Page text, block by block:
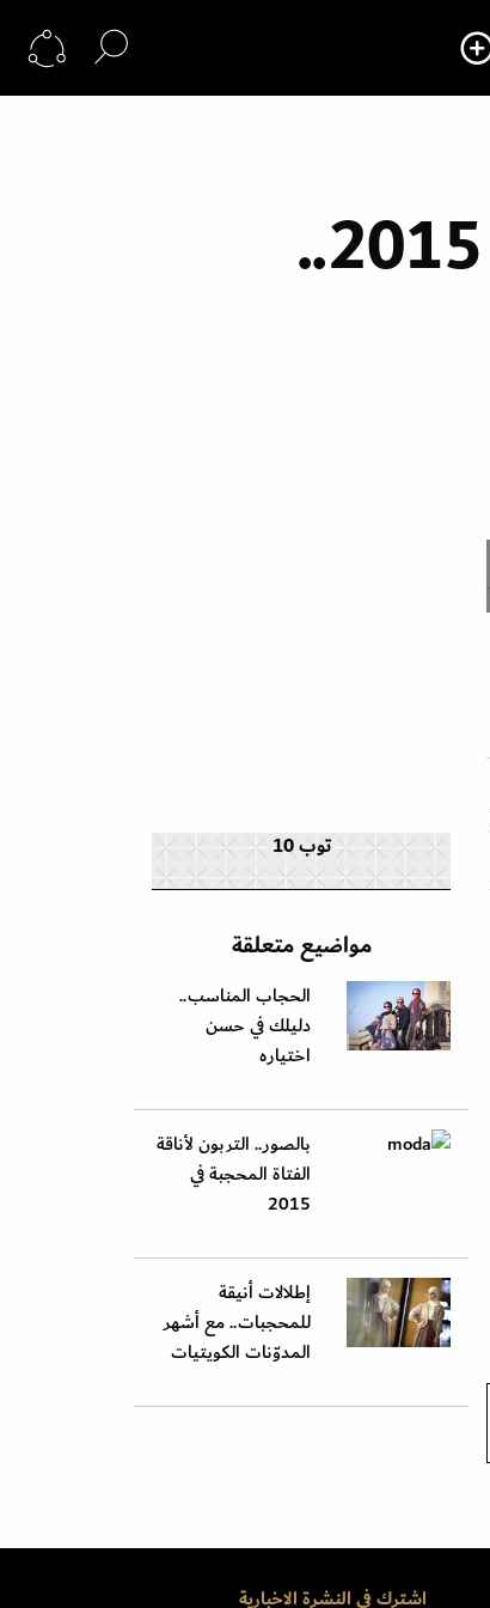
إطلالة المحجبة في ربيع وصيف 2015..
توب 10
مواضيع متعلقة
الحجاب المناسب..
دليلك في حسن
اختياره
بالصور.. التربون لأناقة
الفتاة المحجبة في
2015
إطلالات أنيقة
للمحجبات.. مع أشهر
المدوّنات الكويتيات
اشترك في النشرة الاخبارية